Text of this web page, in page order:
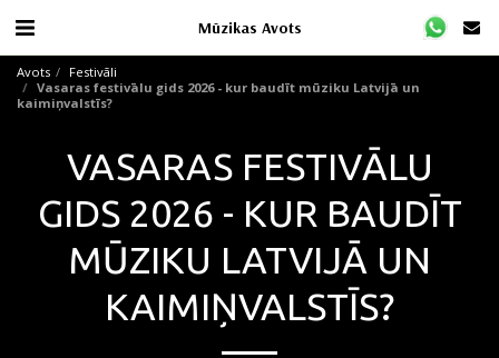
Mūzikas Avots
Avots
Festivāli
Vasaras festivālu gids 2026 - kur baudīt mūziku Latvijā un
kaimiņvalstīs?
VASARAS FESTIVĀLU
GIDS 2026 - KUR BAUDĪT
MŪZIKU LATVIJĀ UN
KAIMIŅVALSTĪS?